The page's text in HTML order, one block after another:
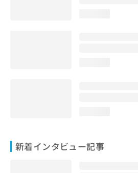
新着インタビュー記事